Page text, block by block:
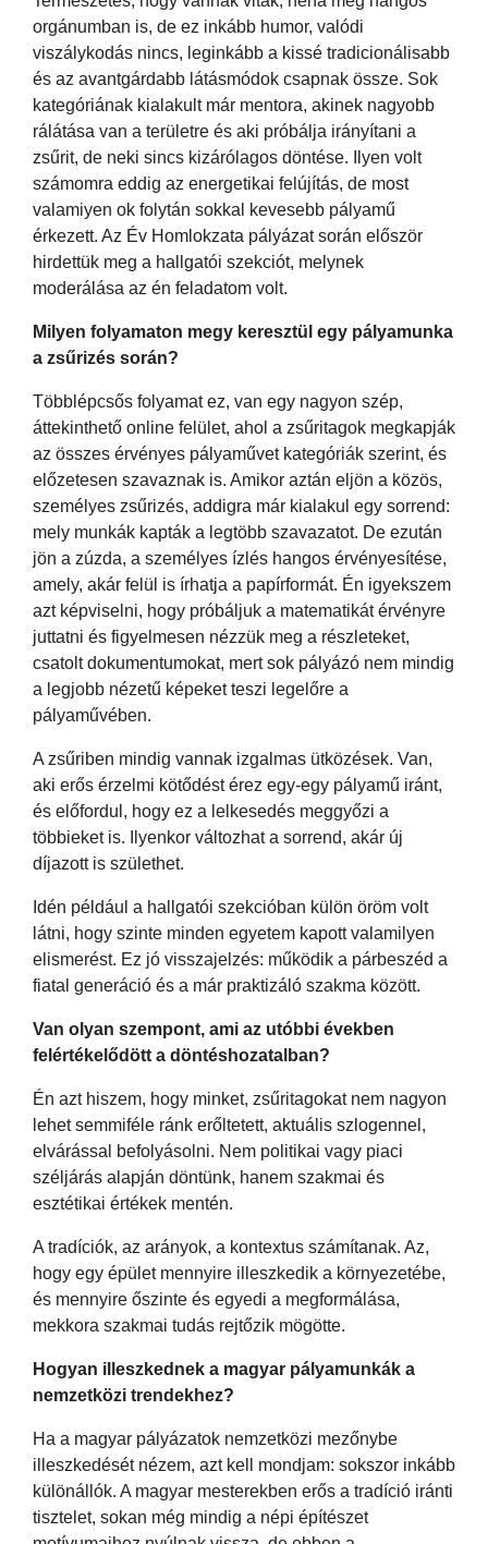
orgánumban is, de ez inkább humor, valódi
viszálykodás nincs, leginkább a kissé tradicionálisabb
és az avantgárdabb látásmódok csapnak össze. Sok
kategóriának kialakult már mentora, akinek nagyobb
rálátása van a területre és aki próbálja irányítani a
zsűrit, de neki sincs kizárólagos döntése. Ilyen volt
számomra eddig az energetikai felújítás, de most
valamiyen ok folytán sokkal kevesebb pályamű
érkezett. Az Év Homlokzata pályázat során először
hirdettük meg a hallgatói szekciót, melynek
moderálása az én feladatom volt.
Milyen folyamaton megy keresztül egy pályamunka
a zsűrizés során?
Többlépcsős folyamat ez, van egy nagyon szép,
áttekinthető online felület, ahol a zsűritagok megkapják
az összes érvényes pályaművet kategóriák szerint, és
előzetesen szavaznak is. Amikor aztán eljön a közös,
személyes zsűrizés, addigra már kialakul egy sorrend:
mely munkák kapták a legtöbb szavazatot. De ezután
jön a zúzda, a személyes ízlés hangos érvényesítése,
amely, akár felül is írhatja a papírformát. Én igyekszem
azt képviselni, hogy próbáljuk a matematikát érvényre
juttatni és figyelmesen nézzük meg a részleteket,
csatolt dokumentumokat, mert sok pályázó nem mindig
a legjobb nézetű képeket teszi legelőre a
pályaművében.
A zsűriben mindig vannak izgalmas ütközések. Van,
aki erős érzelmi kötődést érez egy-egy pályamű iránt,
és előfordul, hogy ez a lelkesedés meggyőzi a
többieket is. Ilyenkor változhat a sorrend, akár új
díjazott is születhet.
Idén például a hallgatói szekcióban külön öröm volt
látni, hogy szinte minden egyetem kapott valamilyen
elismerést. Ez jó visszajelzés: működik a párbeszéd a
fiatal generáció és a már praktizáló szakma között.
Van olyan szempont, ami az utóbbi években
felértékelődött a döntéshozatalban?
Én azt hiszem, hogy minket, zsűritagokat nem nagyon
lehet semmiféle ránk erőltetett, aktuális szlogennel,
elvárással befolyásolni. Nem politikai vagy piaci
széljárás alapján döntünk, hanem szakmai és
esztétikai értékek mentén.
A tradíciók, az arányok, a kontextus számítanak. Az,
hogy egy épület mennyire illeszkedik a környezetébe,
és mennyire őszinte és egyedi a megformálása,
mekkora szakmai tudás rejtőzik mögötte.
Hogyan illeszkednek a magyar pályamunkák a
nemzetközi trendekhez?
Ha a magyar pályázatok nemzetközi mezőnybe
illeszkedését nézem, azt kell mondjam: sokszor inkább
különállók. A magyar mesterekben erős a tradíció iránti
tisztelet, sokan még mindig a népi építészet